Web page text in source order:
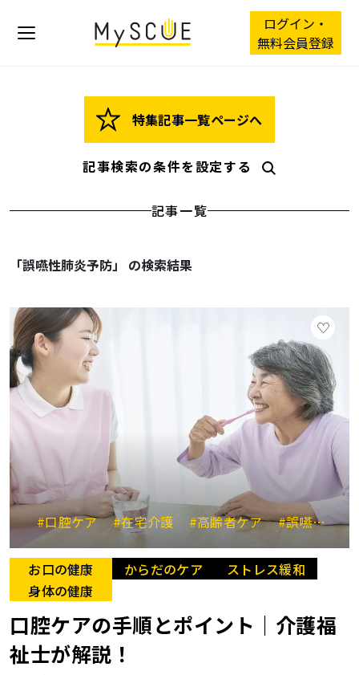
ログイン・
無料会員登録
特集記事一覧ページへ
記事検索の条件を設定する
記事一覧
「誤嚥性肺炎予防」 の検索結果
#口腔ケア #在宅介護 #高齢者ケア #誤嚥性肺炎予防
お口の健康 からだのケア
ストレス緩和
身体の健康
口腔ケアの手順とポイント｜介護福
祉士が解説！